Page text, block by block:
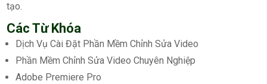
tạo.
Các Từ Khóa
Dịch Vụ Cài Đặt Phần Mềm Chỉnh Sửa Video
Phần Mềm Chỉnh Sửa Video Chuyên Nghiệp
Adobe Premiere Pro